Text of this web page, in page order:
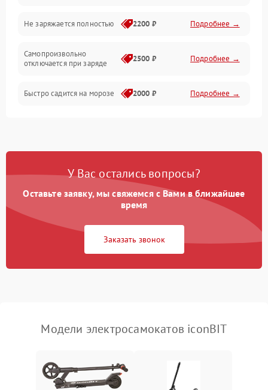
Не заряжается полностью 2200 ₽ Подробнее →
Самопроизвольно
отключается при заряде
2500 ₽ Подробнее →
Быстро садится на морозе 2000 ₽ Подробнее →
У Вас остались вопросы?
Оставьте заявку, мы свяжемся с Вами в ближайшее
время
Заказать звонок
Модели электросамокатов iconBIT